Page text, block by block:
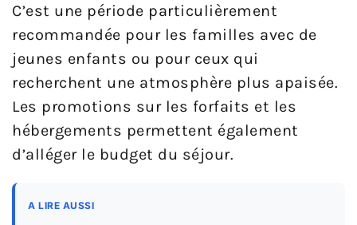
C’est une période particulièrement
recommandée pour les familles avec de
jeunes enfants ou pour ceux qui
recherchent une atmosphère plus apaisée.
Les promotions sur les forfaits et les
hébergements permettent également
d’alléger le budget du séjour.
A LIRE AUSSI